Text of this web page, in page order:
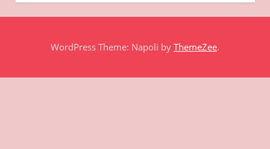
WordPress Theme: Napoli by ThemeZee.